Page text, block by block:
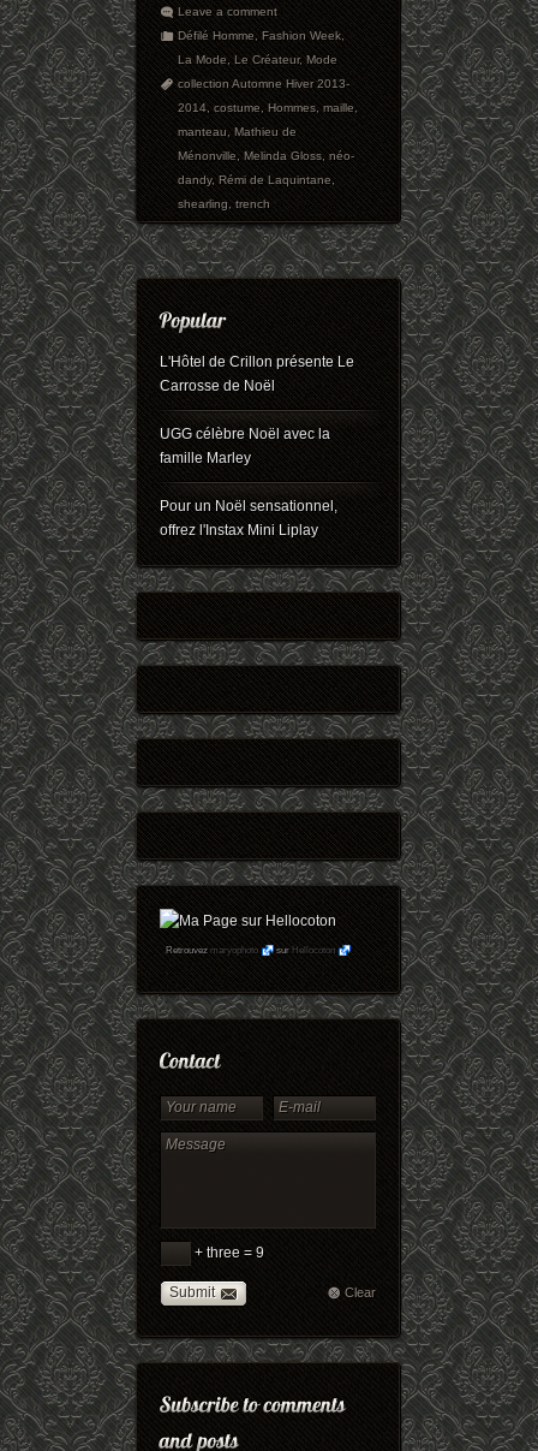
Leave a comment
Défilé Homme,Fashion Week,
La Mode,Le Créateur,Mode
collection Automne Hiver 2013-
2014,costume,Hommes,maille,
manteau,Mathieu de
Ménonville,Melinda Gloss,néo-
dandy,Rémi de Laquintane,
shearling,trench
L'Hôtel de Crillon présente Le
Carrosse de Noël
UGG célèbre Noël avec la
famille Marley
Pour un Noël sensationnel,
offrez l'Instax Mini Liplay
Retrouvezmaryophoto surHellocoton
+ three = 9
Submit Clear